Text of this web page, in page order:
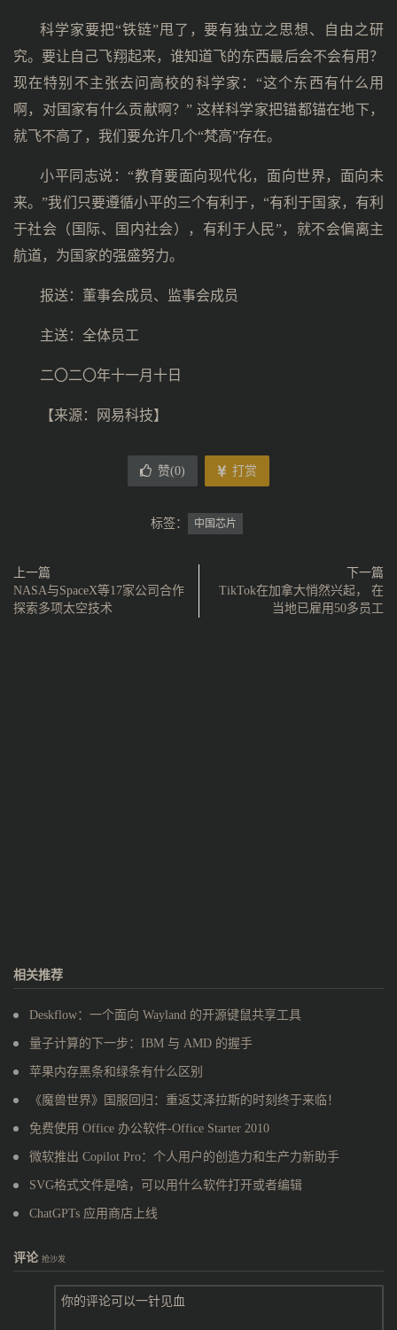
科学家要把“铁链”甩了，要有独立之思想、自由之研
究。要让自己飞翔起来，谁知道飞的东西最后会不会有用？
现在特别不主张去问高校的科学家：“这个东西有什么用
啊，对国家有什么贡献啊？” 这样科学家把锚都锚在地下，
就飞不高了，我们要允许几个“梵高”存在。
小平同志说：“教育要面向现代化，面向世界，面向未
来。”我们只要遵循小平的三个有利于，“有利于国家，有利
于社会（国际、国内社会），有利于人民”，就不会偏离主
航道，为国家的强盛努力。
报送：董事会成员、监事会成员
主送：全体员工
二〇二〇年十一月十日
【来源：网易科技】
赞(0) 打赏
标签： 中国芯片
上一篇
NASA与SpaceX等17家公司合作
探索多项太空技术
下一篇
TikTok在加拿大悄然兴起， 在
当地已雇用50多员工
相关推荐
Deskflow：一个面向 Wayland 的开源键鼠共享工具
量子计算的下一步：IBM 与 AMD 的握手
苹果内存黑条和绿条有什么区别
《魔兽世界》国服回归：重返艾泽拉斯的时刻终于来临！
免费使用 Office 办公软件-Office Starter 2010
微软推出 Copilot Pro：个人用户的创造力和生产力新助手
SVG格式文件是啥，可以用什么软件打开或者编辑
ChatGPTs 应用商店上线
评论 抢沙发